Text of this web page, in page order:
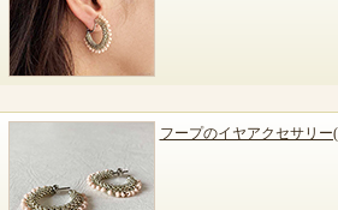
フープのイヤアクセサリ